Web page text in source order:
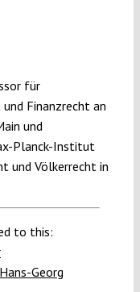
für
Finanzrecht an
und
Planck-Institut
und Völkerrecht in
to this:
Hans-Georg